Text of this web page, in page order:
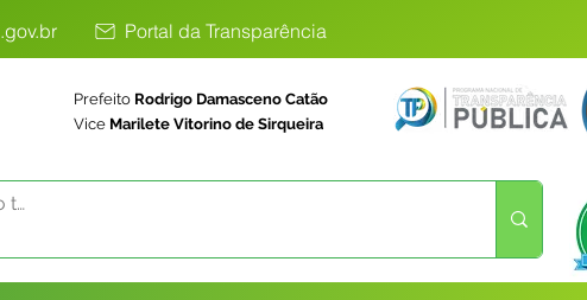
Portal da Transparência
Prefeito Rodrigo Damasceno Catão
Vice Marilete Vitorino de Sirqueira